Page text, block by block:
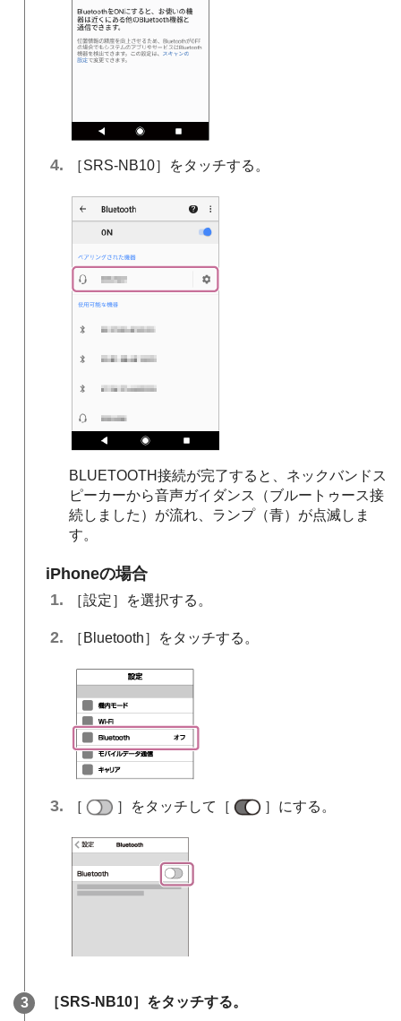
［SRS-NB10］をタッチする。
BLUETOOTH接続が完了すると、ネックバンドス
ピーカーから音声ガイダンス（ブルートゥース接
続しました）が流れ、ランプ（青）が点滅しま
す。
iPhoneの場合
［設定］を選択する。
［Bluetooth］をタッチする。
［ ］をタッチして［ ］にする。
［SRS-NB10］をタッチする。